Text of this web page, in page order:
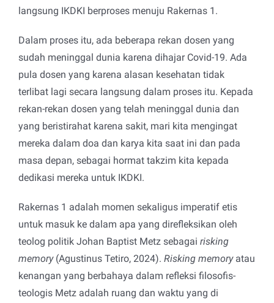
langsung IKDKI berproses menuju Rakernas 1.
Dalam proses itu, ada beberapa rekan dosen yang
sudah meninggal dunia karena dihajar Covid-19. Ada
pula dosen yang karena alasan kesehatan tidak
terlibat lagi secara langsung dalam proses itu. Kepada
rekan-rekan dosen yang telah meninggal dunia dan
yang beristirahat karena sakit, mari kita mengingat
mereka dalam doa dan karya kita saat ini dan pada
masa depan, sebagai hormat takzim kita kepada
dedikasi mereka untuk IKDKI.
Rakernas 1 adalah momen sekaligus imperatif etis
untuk masuk ke dalam apa yang direfleksikan oleh
teolog politik Johan Baptist Metz sebagai risking
memory(Agustinus Tetiro, 2024). Risking memoryatau
kenangan yang berbahaya dalam refleksi filosofis-
teologis Metz adalah ruang dan waktu yang di